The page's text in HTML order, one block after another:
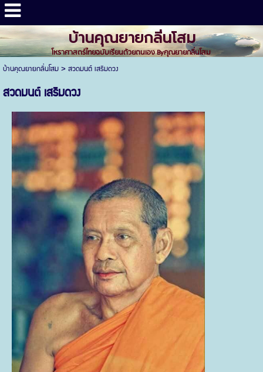
บ้านคุณยายกลิ่นโสม
โหราศาสตร์ไทยฉบับเรียนด้วยตนเอง Byคุณยายกลิ่นโสม
บ้านคุณยายกลิ่นโสม>สวดมนต์ เสริมดวง
สวดมนต์ เสริมดวง